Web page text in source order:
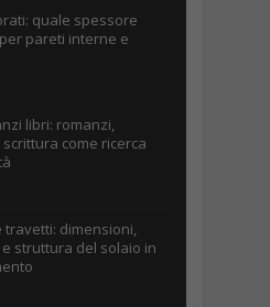
quale spessore
pareti interne e
libri: romanzi,
come ricerca
travetti: dimensioni,
struttura del solaio in